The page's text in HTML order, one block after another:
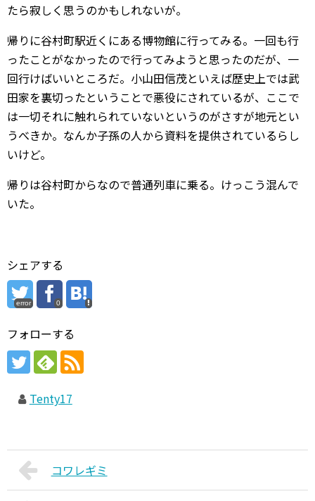
たら寂しく思うのかもしれないが。
帰りに谷村町駅近くにある博物館に行ってみる。一回も行
ったことがなかったので行ってみようと思ったのだが、一
回行けばいいところだ。小山田信茂といえば歴史上では武
田家を裏切ったということで悪役にされているが、ここで
は一切それに触れられていないというのがさすが地元とい
うべきか。なんか子孫の人から資料を提供されているらし
いけど。
帰りは谷村町からなので普通列車に乗る。けっこう混んで
いた。
シェアする
error 0
フォローする
Tenty17
コワレギミ